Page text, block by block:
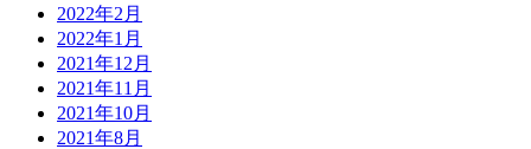
2022年2月
2022年1月
2021年12月
2021年11月
2021年10月
2021年8月